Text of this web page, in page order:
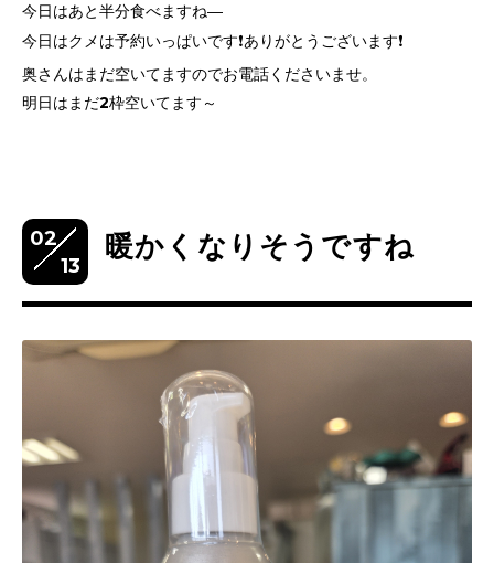
今日はあと半分食べますね―
今日はクメは予約いっぱいです❗ありがとうございます❗
奥さんはまだ空いてますのでお電話くださいませ。
明日はまだ2枠空いてます～
02
13
暖かくなりそうですね